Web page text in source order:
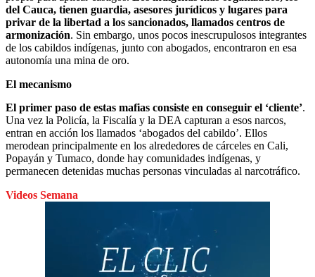
del Cauca, tienen guardia, asesores jurídicos y lugares para
privar de la libertad a los sancionados, llamados centros de
armonización. Sin embargo, unos pocos inescrupulosos integrantes
de los cabildos indígenas, junto con abogados, encontraron en esa
autonomía una mina de oro.
El mecanismo
El primer paso de estas mafias consiste en conseguir el ‘cliente’.
Una vez la Policía, la Fiscalía y la DEA capturan a esos narcos,
entran en acción los llamados ‘abogados del cabildo’. Ellos
merodean principalmente en los alrededores de cárceles en Cali,
Popayán y Tumaco, donde hay comunidades indígenas, y
permanecen detenidas muchas personas vinculadas al narcotráfico.
Videos Semana